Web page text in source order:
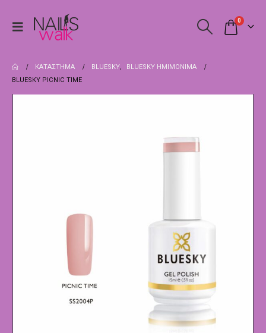
0
ΚΑΤΆΣΤΗΜΑ BLUESKY,
BLUESKY ΗΜΙΜΌΝΙΜΑ
BLUESKY PICNIC TIME